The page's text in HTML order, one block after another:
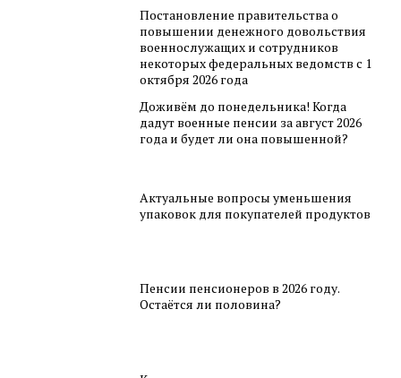
Постановление правительства о
повышении денежного довольствия
военнослужащих и сотрудников
некоторых федеральных ведомств с 1
октября 2026 года
Доживём до понедельника! Когда
дадут военные пенсии за август 2026
года и будет ли она повышенной?
Актуальные вопросы уменьшения
упаковок для покупателей продуктов
Пенсии пенсионеров в 2026 году.
Остаётся ли половина?